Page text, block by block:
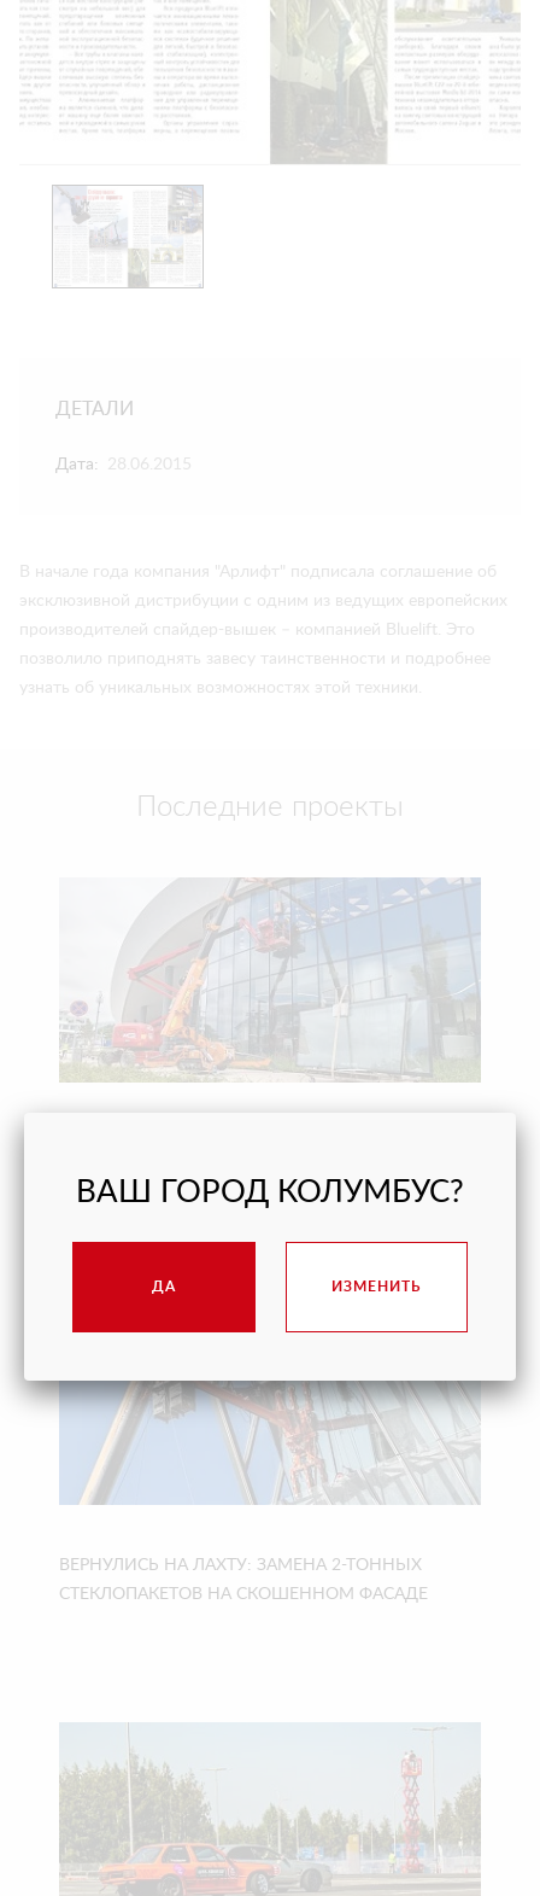
ДЕТАЛИ
Дата: 28.06.2015
В начале года компания "Арлифт" подписала соглашение об
эксклюзивной дистрибуции с одним из ведущих европейских
производителей спайдер-вышек – компанией Bluelift. Это
позволило приподнять завесу таинственности и подробнее
узнать об уникальных возможноcтях этой техники.
Последние проекты
ВЕРНУЛИСЬ НА ЛАХТУ: ЗАМЕНА 2-ТОННЫХ
СТЕКЛОПАКЕТОВ НА СКОШЕННОМ ФАСАДЕ
ВАШ ГОРОД КОЛУМБУС?
ДА ИЗМЕНИТЬ